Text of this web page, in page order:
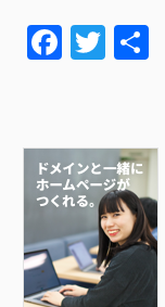
F
e
b
o
o
k
T
er